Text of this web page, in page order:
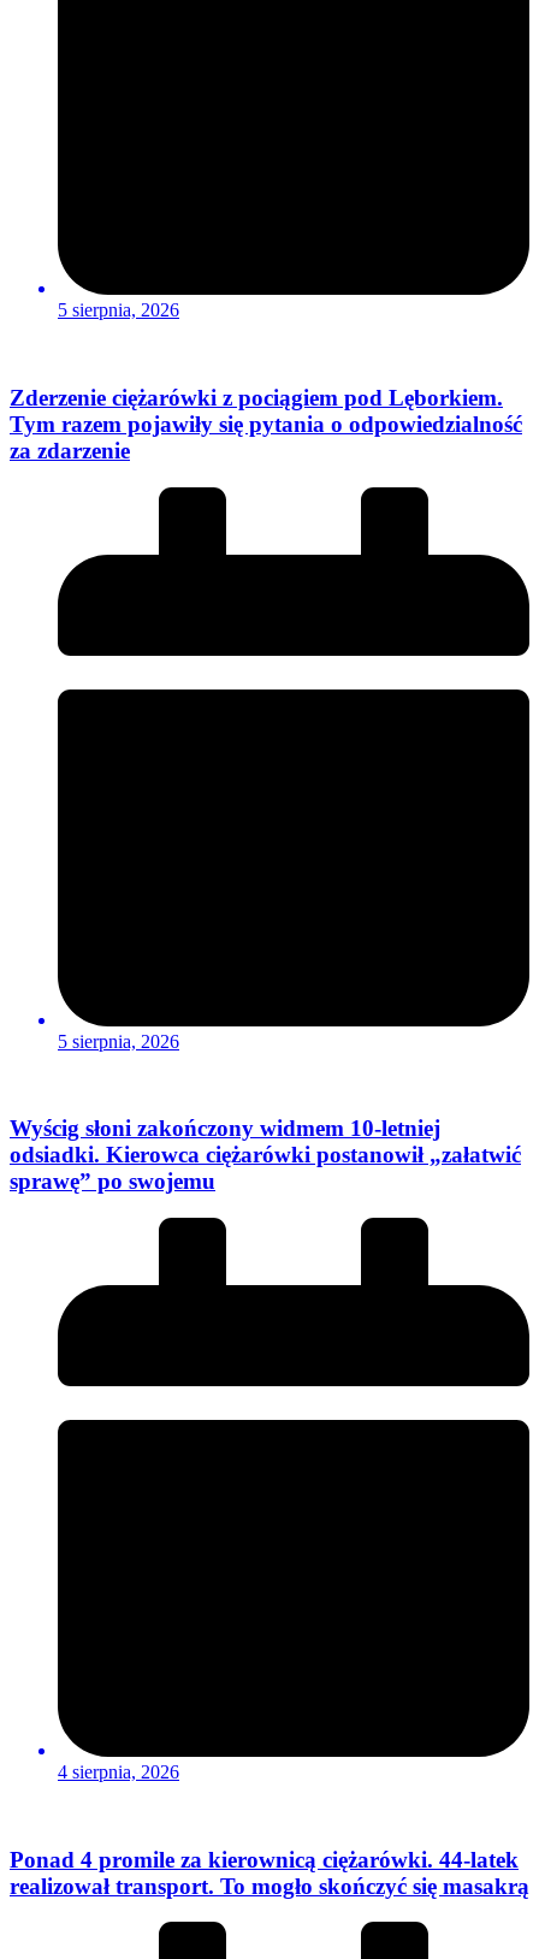
5 sierpnia, 2026
Zderzenie ciężarówki z pociągiem pod Lęborkiem.
Tym razem pojawiły się pytania o odpowiedzialność
za zdarzenie
5 sierpnia, 2026
Wyścig słoni zakończony widmem 10-letniej
odsiadki. Kierowca ciężarówki postanowił „załatwić
sprawę” po swojemu
4 sierpnia, 2026
Ponad 4 promile za kierownicą ciężarówki. 44-latek
realizował transport. To mogło skończyć się masakrą